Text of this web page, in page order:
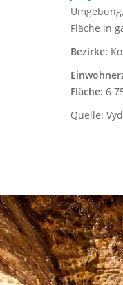
Umgebung,
Fläche in
Bezirke:
Fläche: 6
Quelle: